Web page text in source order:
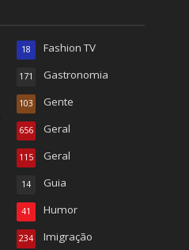
Fashion TV
18
Gastronomia
171
Gente
103
Geral
656
Geral
115
Guia
14
Humor
41
Imigração
234